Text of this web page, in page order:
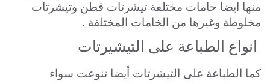
منها ايضا خامات مختلفة تيشرتات قطن وتيشرتات
مخلوطة وغيرها من الخامات المختلفة .
انواع الطباعة على التيشيرتات
كما الطباعة على التيشرتات أيضا تنوعت سواء